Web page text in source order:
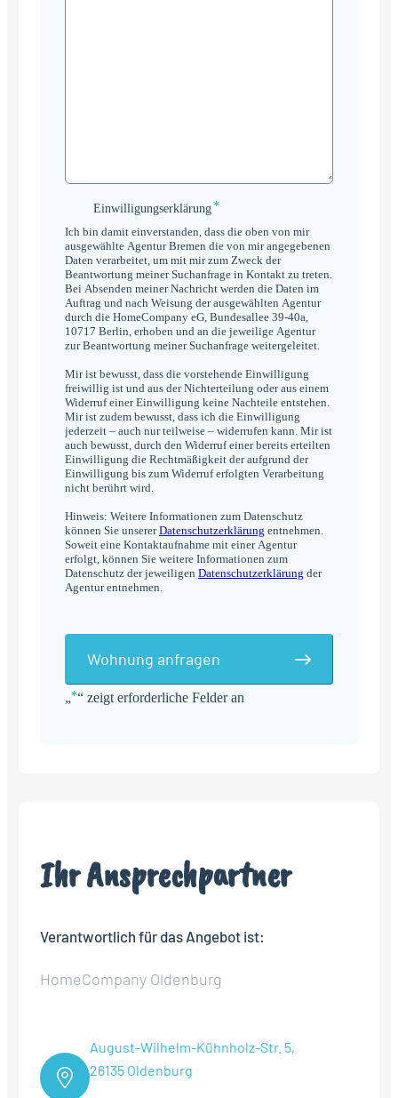
„*“ zeigt erforderliche Felder an
Einwilligungserklärung
Einwilligungserklärung*
Ich bin damit einverstanden, dass die oben von mir
ausgewählte Agentur Bremen die von mir angegebenen
Daten verarbeitet, um mit mir zum Zweck der
Beantwortung meiner Suchanfrage in Kontakt zu treten.
Bei Absenden meiner Nachricht werden die Daten im
Auftrag und nach Weisung der ausgewählten Agentur
durch die HomeCompany eG, Bundesallee 39-40a,
10717 Berlin, erhoben und an die jeweilige Agentur
zur Beantwortung meiner Suchanfrage weitergeleitet.
Mir ist bewusst, dass die vorstehende Einwilligung
freiwillig ist und aus der Nichterteilung oder aus einem
Widerruf einer Einwilligung keine Nachteile entstehen.
Mir ist zudem bewusst, dass ich die Einwilligung
jederzeit – auch nur teilweise – widerrufen kann. Mir ist
auch bewusst, durch den Widerruf einer bereits erteilten
Einwilligung die Rechtmäßigkeit der aufgrund der
Einwilligung bis zum Widerruf erfolgten Verarbeitung
nicht berührt wird.
Hinweis: Weitere Informationen zum Datenschutz
können Sie unsererDatenschutzerklärung entnehmen.
Soweit eine Kontaktaufnahme mit einer Agentur
erfolgt, können Sie weitere Informationen zum
Datenschutz der jeweiligen Datenschutzerklärung der
Agentur entnehmen.
Wohnung anfragen
Ihr Ansprechpartner
Verantwortlich für das Angebot ist:
HomeCompany Oldenburg
August-Wilhelm-Kühnholz-Str. 5,
26135 Oldenburg